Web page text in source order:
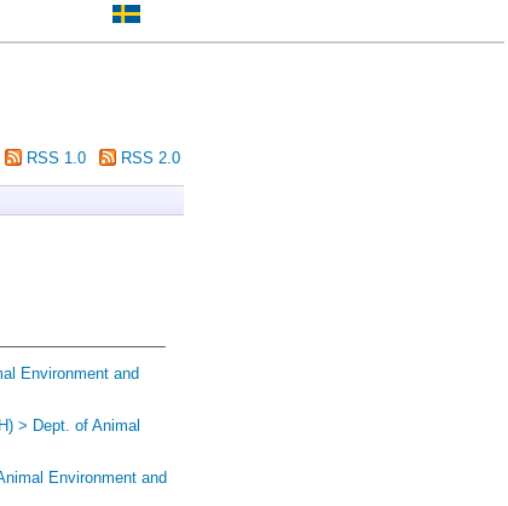
RSS 1.0 RSS 2.0
Environment and
> Dept. of Animal
Environment and